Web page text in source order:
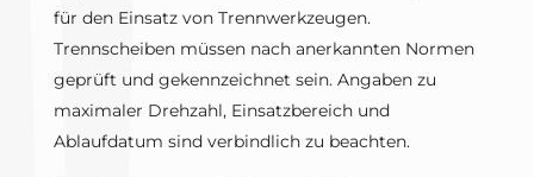
für den Einsatz von Trennwerkzeugen.
Trennscheiben müssen nach anerkannten Normen
geprüft und gekennzeichnet sein. Angaben zu
maximaler Drehzahl, Einsatzbereich und
Ablaufdatum sind verbindlich zu beachten.